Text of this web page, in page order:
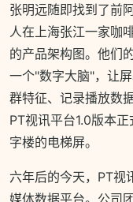
张明远随即找到了前
人在上海张江一家咖
的产品架构图。他们
一个"数字大脑"，让
群特征、记录播放数
PT视讯平台1.0版本
字楼的电梯屏。
六年后的今天，PT视
媒体数据平台。公司